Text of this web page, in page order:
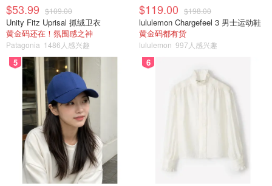
$53.99 $109.00
Unity Fitz Uprisal 抓绒卫衣
黄金码还在！氛围感之神
Patagonia 1486人感兴趣
$119.00 $198.00
lululemon Chargefeel 3 男士运动鞋
黄金码都有货
lululemon 997人感兴趣
5 6